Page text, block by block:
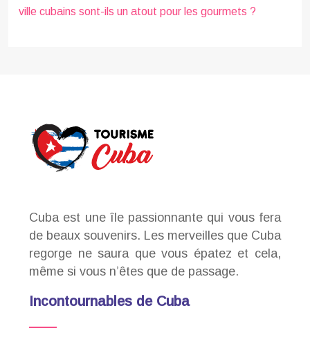
ville cubains sont-ils un atout pour les gourmets ?
Cuba est une île passionnante qui vous fera
de beaux souvenirs. Les merveilles que Cuba
regorge ne saura que vous épatez et cela,
même si vous n’êtes que de passage.
Incontournables de Cuba